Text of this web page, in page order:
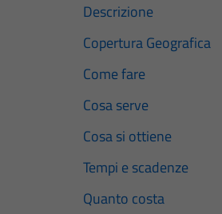
Descrizione
Copertura Geografica
Come fare
Cosa serve
Cosa si ottiene
Tempi e scadenze
Quanto costa